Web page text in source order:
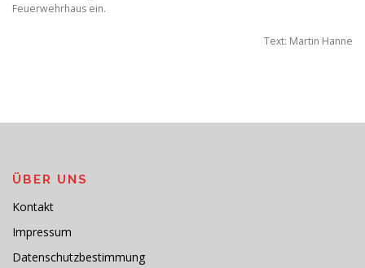
Feuerwehrhaus ein.
Text: Martin Hanne
ÜBER UNS
Kontakt
Impressum
Datenschutzbestimmung